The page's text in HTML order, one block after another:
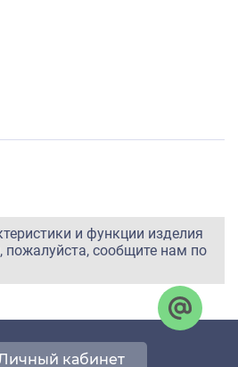
и функции изделия
пожалуйста, сообщите нам по
кабинет